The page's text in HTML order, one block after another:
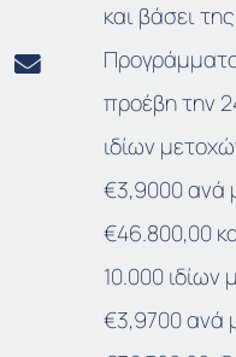
και βάσει
προέβη την
ιδίων
€3,9000 ανά
€46.800,00
10.000
€3,9700 ανά